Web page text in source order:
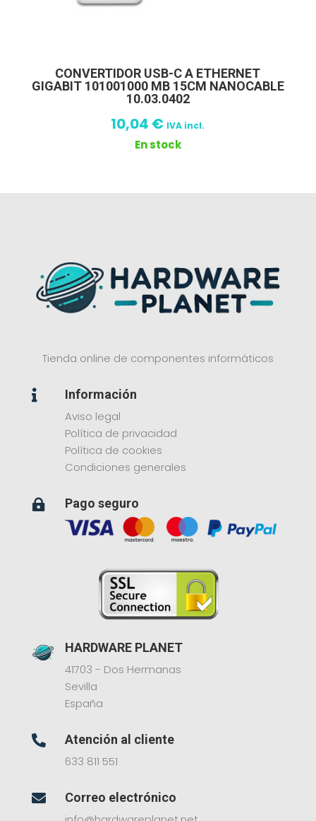
CONVERTIDOR USB-C A ETHERNET
GIGABIT 101001000 MB 15CM NANOCABLE
10.03.0402
10,04 € IVA incl.
En stock
Tienda online de componentes informáticos

Información
Aviso legal
Política de privacidad
Política de cookies
Condiciones generales
 Pago seguro
HARDWARE PLANET
41703 - Dos Hermanas
Sevilla
España

Atención al cliente
633 811 551

Correo electrónico